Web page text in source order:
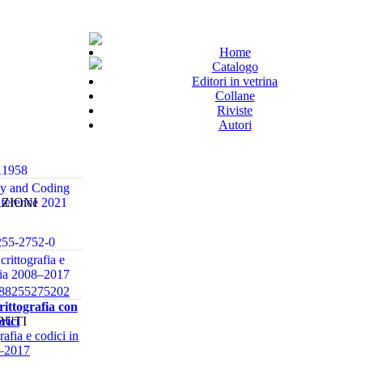
Home
Catalogo
Editori in vetrina
Collane
Riviste
Autori
and Coding
2021
2752-0
e
2008–2017
con
e codici in